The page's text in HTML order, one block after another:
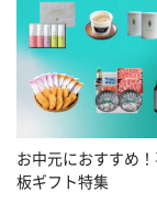
お中元におすすめ
板ギフト特集